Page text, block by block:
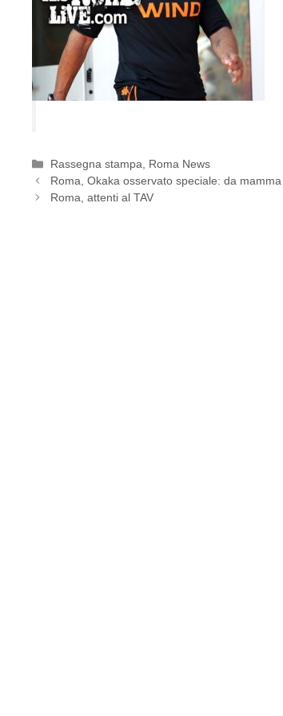
Categorie
Rassegna stampa, Roma News
Roma, Okaka osservato speciale: da
Roma, attenti al TAV